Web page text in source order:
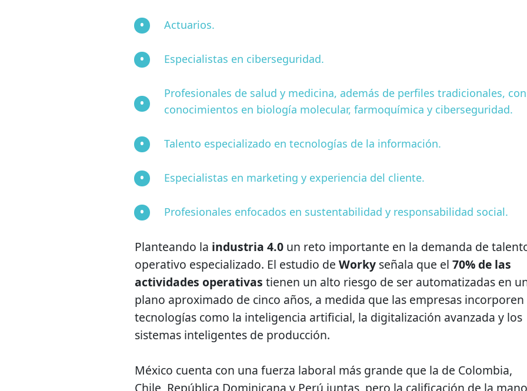
Actuarios.
Especialistas en ciberseguridad.
Profesionales de salud y medicina, además de perfiles tradicionales, con
conocimientos en biología molecular, farmoquímica y ciberseguridad.
Talento especializado en tecnologías de la información.
Especialistas en marketing y experiencia del cliente.
Profesionales enfocados en sustentabilidad y responsabilidad social.
Planteando la industria 4.0 un reto importante en la demanda de
operativo especializado. El estudio de Worky señala que el 70% de las
actividades operativas tienen un alto riesgo de ser automatizadas en
plano aproximado de cinco años, a medida que las empresas incorporen
tecnologías como la inteligencia artificial, la digitalización avanzada y los
sistemas inteligentes de producción.
México cuenta con una fuerza laboral más grande que la de Colombia,